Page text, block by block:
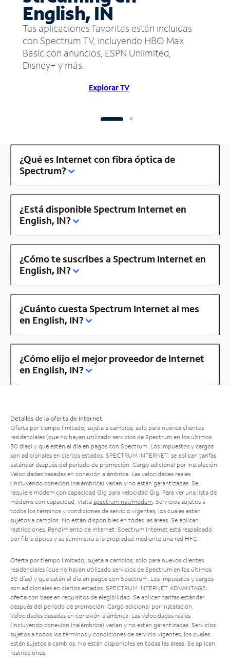
English, IN
Tus aplicaciones favoritas están incluidas
con Spectrum TV, incluyendo HBO Max
Basic con anuncios, ESPN Unlimited,
Disney+ y más.
Explorar TV
¿Qué es Internet con fibra óptica de
Spectrum?
¿Está disponible Spectrum Internet en
English, IN?
¿Cómo te suscribes a Spectrum Internet en
English, IN?
¿Cuánto cuesta Spectrum Internet al mes
en English, IN?
¿Cómo elijo el mejor proveedor de Internet
en English, IN?
Detalles de la oferta de Internet
Oferta por tiempo limitado; sujeta a cambios; solo para nuevos clientes
residenciales (que no hayan utilizado servicios de Spectrum en los últimos
30 días) y que estén al día en pagos con Spectrum. Los impuestos y cargos
son adicionales en ciertos estados. SPECTRUM INTERNET: se aplican tarifas
estándar después del período de promoción. Cargo adicional por instalación.
Velocidades basadas en conexión alámbrica. Las velocidades reales
(incluyendo conexión inalámbrica) varían y no están garantizadas. Se
requiere módem con capacidad Gig para velocidad Gig. Para ver una lista de
módems con capacidad, visita spectrum.net/modem . Servicios sujetos a
todos los términos y condiciones de servicio vigentes, los cuales están
sujetos a cambios. No están disponibles en todas las áreas. Se aplican
restricciones. Rendimiento de Internet: Spectrum Internet está respaldado
por fibra óptica y se suministra a la propiedad mediante una red HFC.
Oferta por tiempo limitado; sujeta a cambios; solo para nuevos clientes
residenciales (que no hayan utilizado servicios de Spectrum en los últimos
30 días) y que estén al día en pagos con Spectrum. Los impuestos y cargos
son adicionales en ciertos estados. SPECTRUM INTERNET ADVANTAGE:
oferta con base en requisitos de elegibilidad. Se aplican tarifas estándar
después del período de promoción. Cargo adicional por instalación.
Velocidades basadas en conexión alámbrica. Las velocidades reales
(incluyendo conexión inalámbrica) varían y no están garantizadas. Servicios
sujetos a todos los términos y condiciones de servicio vigentes, los cuales
están sujetos a cambios. No están disponibles en todas las áreas. Se aplican
restricciones.